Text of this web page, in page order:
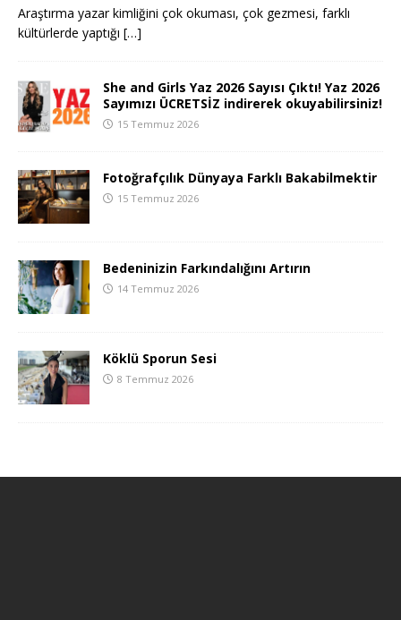
Araştırma yazar kimliğini çok okuması, çok gezmesi, farklı
kültürlerde yaptığı […]
She and Girls Yaz 2026 Sayısı Çıktı! Yaz 2026
Sayımızı ÜCRETSİZ indirerek okuyabilirsiniz!
15 Temmuz 2026
Fotoğrafçılık Dünyaya Farklı Bakabilmektir
15 Temmuz 2026
Bedeninizin Farkındalığını Artırın
14 Temmuz 2026
Köklü Sporun Sesi
8 Temmuz 2026